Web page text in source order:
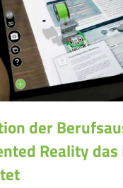
der
Reality das